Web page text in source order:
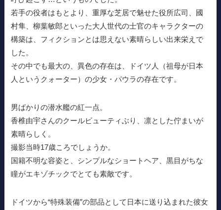
若手の役者はもとより、重厚な芝居で魅せた役所広司、國
村隼、柳葉敏郎といった大人世代の士官のキャラクターの
構築は、フィクションとは思えない素晴らしい出来栄えで
した。
その中でも最大の、異色の存在は、ドイツ人（祖母が日本
人というクォーター）の少女・パウラの存在です。
男ばかりの潜水艦の紅一点。
香椎由宇さんのクールビューティぶり、凛とした佇まいが
素晴らしく。
撮影当時17歳ころでしょうか。
国籍不明な容姿と、シンプルなショートヘア、黒目がちな
瞳がエキゾチックでとても素敵です。
ドイツから“特殊装備”の部品として日本に送り込まれた彼女